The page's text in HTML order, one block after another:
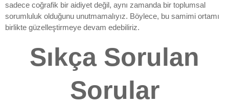
sadece coğrafik bir aidiyet değil, aynı zamanda bir toplumsal
sorumluluk olduğunu unutmamalıyız. Böylece, bu samimi ortamı
birlikte güzelleştirmeye devam edebiliriz.
Sıkça Sorulan
Sorular